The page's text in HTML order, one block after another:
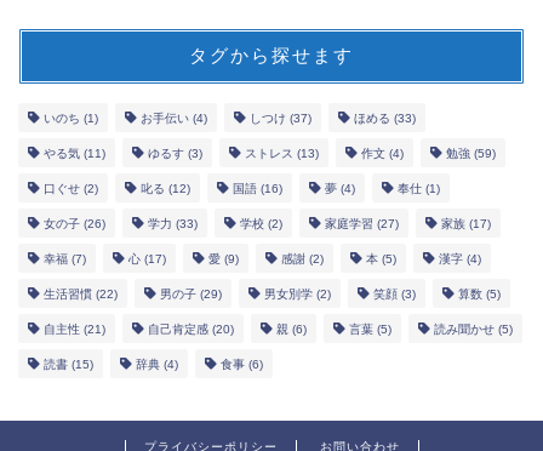
タグから探せます
いのち (1) お手伝い (4) しつけ (37) ほめる (33)
やる気 (11) ゆるす (3) ストレス (13) 作文 (4) 勉強 (59)
口ぐせ (2) 叱る (12) 国語 (16) 夢 (4) 奉仕 (1)
女の子 (26) 学力 (33) 学校 (2) 家庭学習 (27) 家族 (17)
幸福 (7) 心 (17) 愛 (9) 感謝 (2) 本 (5) 漢字 (4)
生活習慣 (22) 男の子 (29) 男女別学 (2) 笑顔 (3) 算数 (5)
自主性 (21) 自己肯定感 (20) 親 (6) 言葉 (5) 読み聞かせ (5)
読書 (15) 辞典 (4) 食事 (6)
プライバシーポリシー お問い合わせ